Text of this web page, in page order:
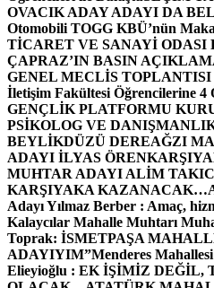
OVACIK ADAY ADAYI DA
Otomobili TOGG KBÜ’nün
TİCARET VE SANAYİ ODASI
ÇAPRAZ’IN BASIN
GENEL MECLİS
İletişim Fakültesi Öğrencilerine 4
GENÇLİK PLATFORMU
PSİKOLOG VE
BEYLİKDÜZÜ DEREAĞZI
ADAYI İLYAS ÖREN
MUHTAR ADAYI ALİM
KARŞIYAKA KAZANACAK…
Adayı Yılmaz Berber : Amaç,
Kalaycılar Mahalle Muhtarı
Toprak: İSMETPAŞA
ADAYIYIM”Menderes
Elieyioğlu : EK İŞİMİZ